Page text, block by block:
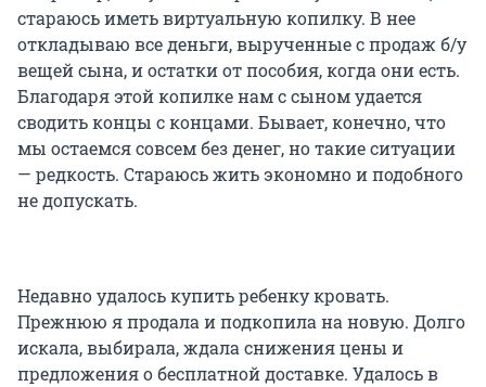
стараюсь иметь виртуальную копилку. В нее
откладываю все деньги, вырученные с продаж б/у
вещей сына, и остатки от пособия, когда они есть.
Благодаря этой копилке нам с сыном удается
сводить концы с концами. Бывает, конечно, что
мы остаемся совсем без денег, но такие ситуации
— редкость. Стараюсь жить экономно и подобного
не допускать.
Недавно удалось купить ребенку кровать.
Прежнюю я продала и подкопила на новую. Долго
искала, выбирала, ждала снижения цены и
предложения о бесплатной доставке. Удалось в